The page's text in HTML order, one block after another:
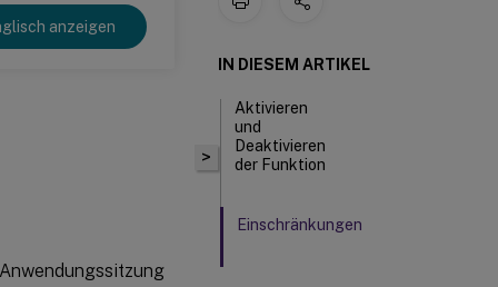
anzeigen
>
IN DIESEM ARTIKEL
Aktivieren
und
Deaktivieren
der Funktion
Einschränkungen